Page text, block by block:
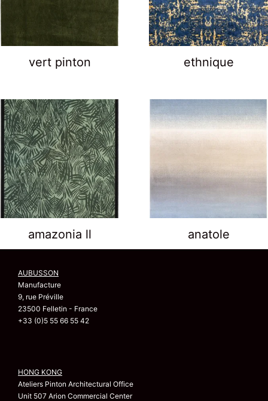
vert pinton ethnique
amazonia ll anatole
AUBUSSON
Manufacture
9, rue Préville
23500 Felletin - France
+33 (0)5 55 66 55 42
HONG KONG
Ateliers Pinton Architectural Office
Unit 507 Arion Commercial Center